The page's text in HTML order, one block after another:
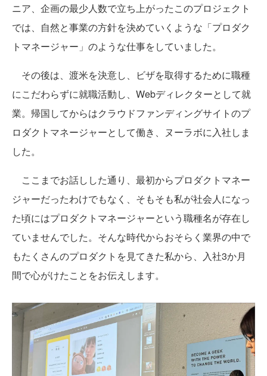
ニア、企画の最少人数で立ち上がったこのプロジェクト
では、自然と事業の方針を決めていくような「プロダク
トマネージャー」のような仕事をしていました。
その後は、渡米を決意し、ビザを取得するために職種
にこだわらずに就職活動し、Webディレクターとして就
業。帰国してからはクラウドファンディングサイトのプ
ロダクトマネージャーとして働き、ヌーラボに入社しま
した。
ここまでお話しした通り、最初からプロダクトマネー
ジャーだったわけでもなく、そもそも私が社会人になっ
た頃にはプロダクトマネージャーという職種名が存在し
ていませんでした。そんな時代からおそらく業界の中で
もたくさんのプロダクトを見てきた私から、入社3か月
間で心がけたことをお伝えします。